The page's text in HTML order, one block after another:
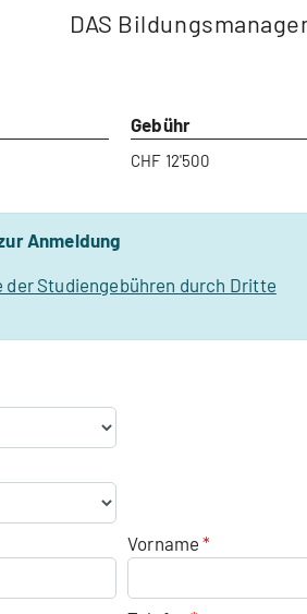
DAS
Gebühr
CHF 12'500
Anmeldung
der Studiengebühren durch Dritte
Vorname